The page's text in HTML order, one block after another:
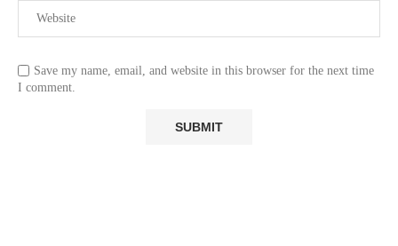
Save my name, email, and website in this browser for the next time
I comment.